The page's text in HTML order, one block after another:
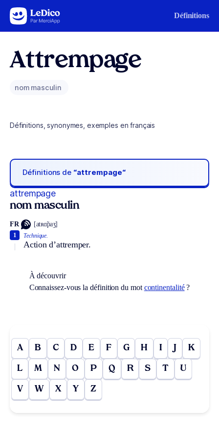
Aller au contenu Définitions
Attrempage
nom masculin
Définitions, synonymes, exemples en français
Définitions de “attrempage“
attrempage
nom masculin
FR [atʀɑ̃paʒ]
Technique.
Action d’attremper.
1
À découvrir
Connaissez-vous la définition du mot continentalité?
A B C D E F G H I J K
L M N O P Q R S T U
V W X Y Z